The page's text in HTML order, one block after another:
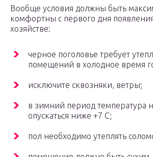
Вообще условия должны быть
комфортны с первого дня
хозяйстве:
черное поголовье требует
помещений в холодное время
исключите сквозняки, ветры;
в зимний период температура
опускаться ниже +7 С;
пол необходимо утеплять